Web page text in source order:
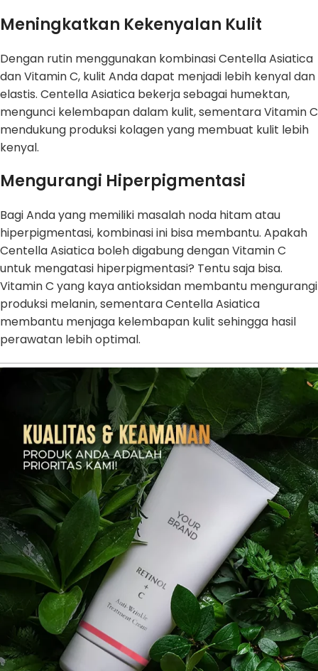
Meningkatkan Kekenyalan Kulit
Dengan rutin menggunakan kombinasi Centella Asiatica
dan Vitamin C, kulit Anda dapat menjadi lebih kenyal dan
elastis. Centella Asiatica bekerja sebagai humektan,
mengunci kelembapan dalam kulit, sementara Vitamin C
mendukung produksi kolagen yang membuat kulit lebih
kenyal.
Mengurangi Hiperpigmentasi
Bagi Anda yang memiliki masalah noda hitam atau
hiperpigmentasi, kombinasi ini bisa membantu. Apakah
Centella Asiatica boleh digabung dengan Vitamin C
untuk mengatasi hiperpigmentasi? Tentu saja bisa.
Vitamin C yang kaya antioksidan membantu mengurangi
produksi melanin, sementara Centella Asiatica
membantu menjaga kelembapan kulit sehingga hasil
perawatan lebih optimal.